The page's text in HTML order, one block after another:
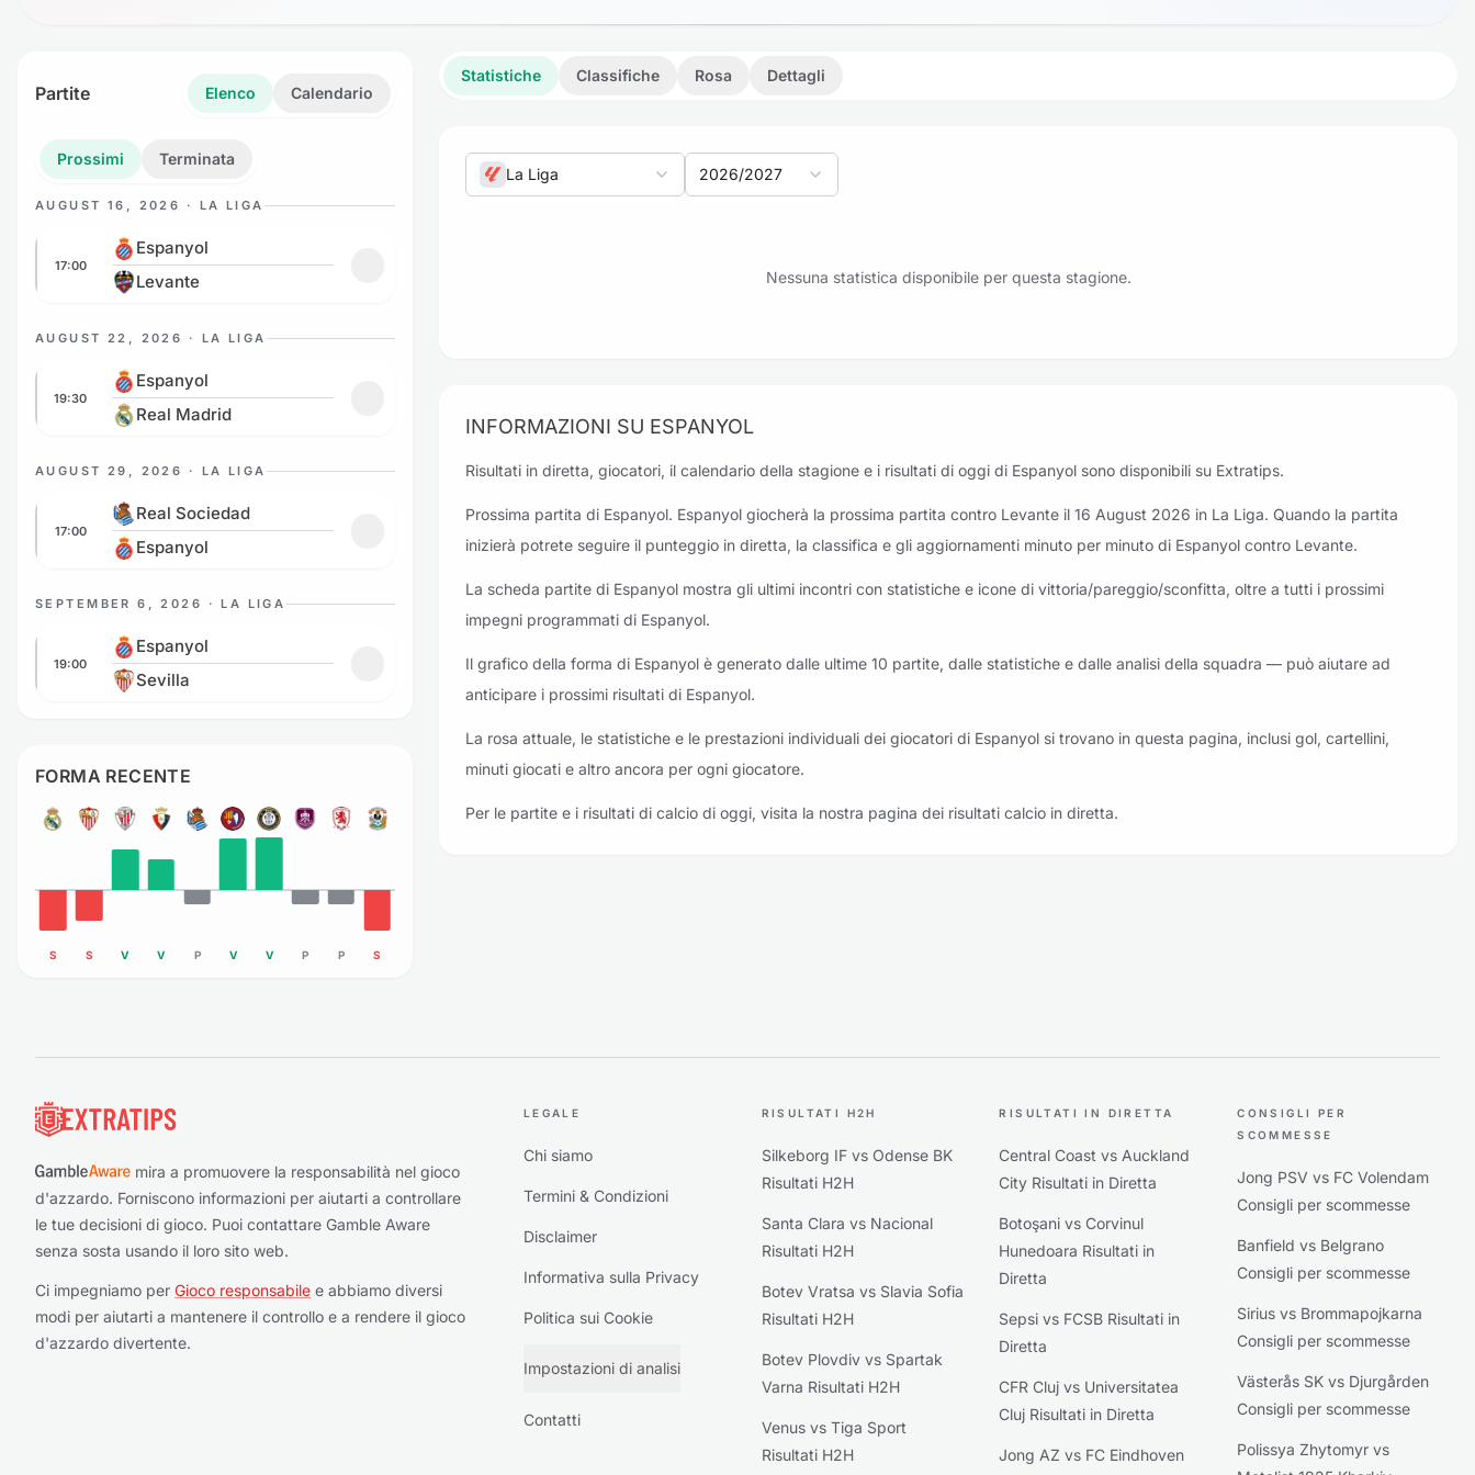
Partite Elenco Calendario
Prossimi Terminata
AUGUST 16, 2026 · LA LIGA
Espanyol vs Levante
17:00
Espanyol
Levante
AUGUST 22, 2026 · LA LIGA
Espanyol vs Real Madrid
19:30
Espanyol
Real Madrid
AUGUST 29, 2026 · LA LIGA
Real Sociedad vs Espanyol
17:00
Real Sociedad
Espanyol
Aggiungi ai preferiti: Real Sociedad vs Espanyol
SEPTEMBER 6, 2026 · LA LIGA
Espanyol vs Sevilla
19:00
Espanyol
Sevilla
Aggiungi ai preferiti: Espanyol vs Sevilla
FORMA RECENTE
S S V V P V V P P S
Statistiche Classifiche Rosa Dettagli
La Liga 2026/2027
Nessuna statistica disponibile per questa stagione.
INFORMAZIONI SU ESPANYOL
Risultati in diretta, giocatori, il calendario della stagione e i risultati di oggi di Espanyol sono disponibili su Extratips.
Prossima partita di Espanyol. Espanyol giocherà la prossima partita contro Levante il 16 August 2026 in La Liga. Quando la partita
inizierà potrete seguire il punteggio in diretta, la classifica e gli aggiornamenti minuto per minuto di Espanyol contro Levante.
La scheda partite di Espanyol mostra gli ultimi incontri con statistiche e icone di vittoria/pareggio/sconfitta, oltre a tutti i prossimi
impegni programmati di Espanyol.
Il grafico della forma di Espanyol è generato dalle ultime 10 partite, dalle statistiche e dalle analisi della squadra — può aiutare ad
anticipare i prossimi risultati di Espanyol.
La rosa attuale, le statistiche e le prestazioni individuali dei giocatori di Espanyol si trovano in questa pagina, inclusi gol, cartellini,
minuti giocati e altro ancora per ogni giocatore.
Per le partite e i risultati di calcio di oggi, visita la nostra pagina dei risultati calcio in diretta.
mira a promuovere la responsabilità nel gioco
d'azzardo. Forniscono informazioni per aiutarti a controllare
le tue decisioni di gioco. Puoi contattare Gamble Aware
senza sosta usando il loro sito web.
Ci impegniamo per Gioco responsabile e abbiamo diversi
modi per aiutarti a mantenere il controllo e a rendere il gioco
d'azzardo divertente.
LEGALE
Chi siamo
Termini & Condizioni
Disclaimer
Informativa sulla Privacy
Politica sui Cookie
Impostazioni di analisi
Contatti
RISULTATI H2H
Silkeborg IF vs Odense BK
Risultati H2H
Santa Clara vs Nacional
Risultati H2H
Botev Vratsa vs Slavia Sofia
Risultati H2H
Botev Plovdiv vs Spartak
Varna Risultati H2H
Venus vs Tiga Sport
Risultati H2H
RISULTATI IN DIRETTA
Central Coast vs Auckland
City Risultati in Diretta
Botoşani vs Corvinul
Hunedoara Risultati in
Diretta
Sepsi vs FCSB Risultati in
Diretta
CFR Cluj vs Universitatea
Cluj Risultati in Diretta
Jong AZ vs FC Eindhoven
CONSIGLI PER
SCOMMESSE
Jong PSV vs FC Volendam
Consigli per scommesse
Banfield vs Belgrano
Consigli per scommesse
Sirius vs Brommapojkarna
Consigli per scommesse
Västerås SK vs Djurgården
Consigli per scommesse
Polissya Zhytomyr vs